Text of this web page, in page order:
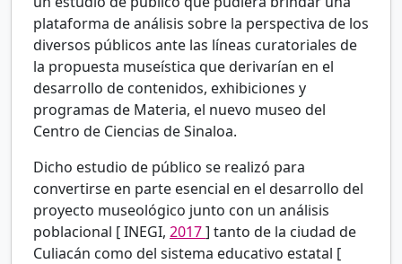
plataforma de análisis sobre la perspectiva de los
diversos públicos ante las líneas curatoriales de
la propuesta museística que derivarían en el
desarrollo de contenidos, exhibiciones y
programas de Materia, el nuevo museo del
Centro de Ciencias de Sinaloa.
Dicho estudio de público se realizó para
convertirse en parte esencial en el desarrollo del
proyecto museológico junto con un análisis
poblacional [INEGI, 2017] tanto de la ciudad de
Culiacán como del sistema educativo estatal [